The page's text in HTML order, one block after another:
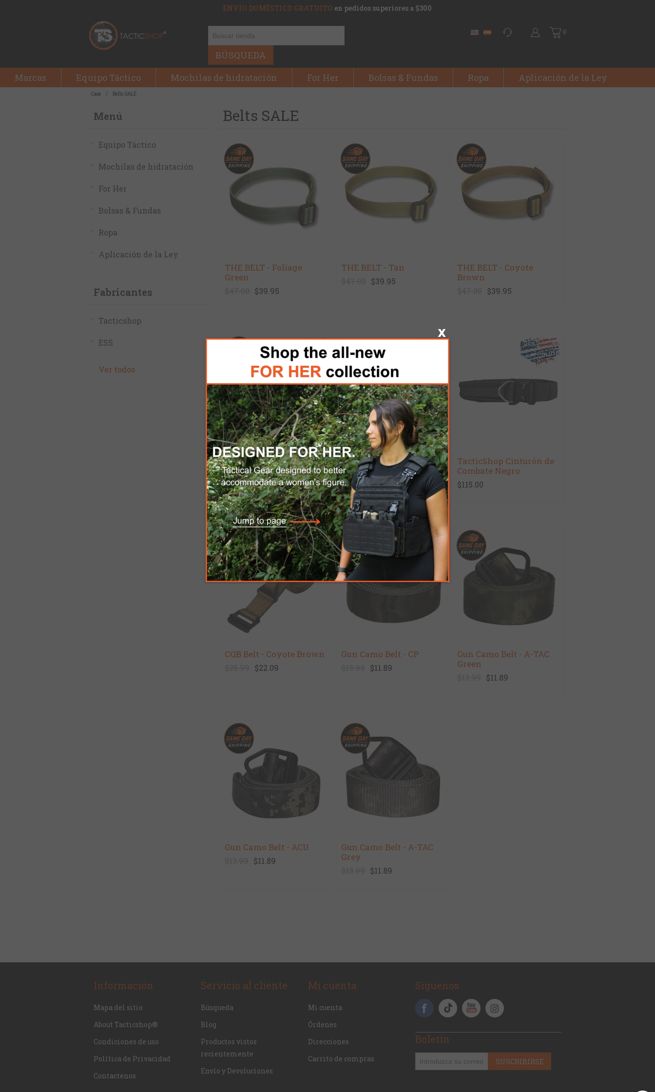
ENVÍO DOMÉSTICO GRATUITO en pedidos superiores a $300
BÚSQUEDA
0
Marcas Equipo Táctico Mochilas de hidratación For Her Bolsas & Fundas Ropa Aplicación de la Ley
Casa / Belts SALE
Menú
Equipo Táctico
Mochilas de hidratación
For Her
Bolsas & Fundas
Ropa
Aplicación de la Ley
Fabricantes
Tacticshop
ESS
Ver todos
Belts SALE
THE BELT - Foliage
Green
$39.95
THE BELT - Tan
$39.95
THE BELT - Coyote
Brown
$39.95
THE BELT - Black
$47.00 $39.95
TacticShop Cinturón de
Combate Ranger Green
$115.00 $97.75
TacticShop Cinturón de
Combate Negro
$115.00
CQB Belt - Coyote Brown
$22.09
Gun Camo Belt - CP
$11.89
Gun Camo Belt - A-TAC
Green
$11.89
Gun Camo Belt - ACU
$11.89
Gun Camo Belt - A-TAC
Grey
$11.89
Información
Mapa del sitio
About Tacticshop®
Condiciones de uso
Política de Privacidad
Contactenos
Servicio al cliente
Búsqueda
Blog
Productos vistos
recientemente
Envío y Devoluciones
Mi cuenta
Mi cuenta
Órdenes
Direcciones
Carrito de compras
Siguenos
Boletín
SUSCRIBIRSE